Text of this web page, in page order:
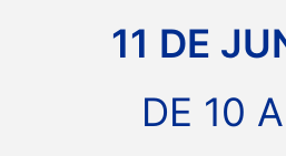
11 DE
DE 10